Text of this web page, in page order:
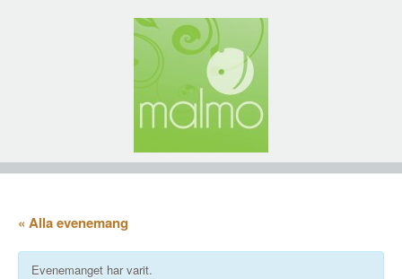
« Alla evenemang
Evenemanget har varit.